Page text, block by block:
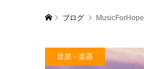
ブログ MusicForHope
音楽・楽器